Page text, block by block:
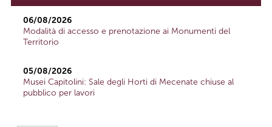
06/08/2026
Modalità di accesso e prenotazione ai Monumenti del
Territorio
05/08/2026
Musei Capitolini: Sale degli Horti di Mecenate chiuse al
pubblico per lavori